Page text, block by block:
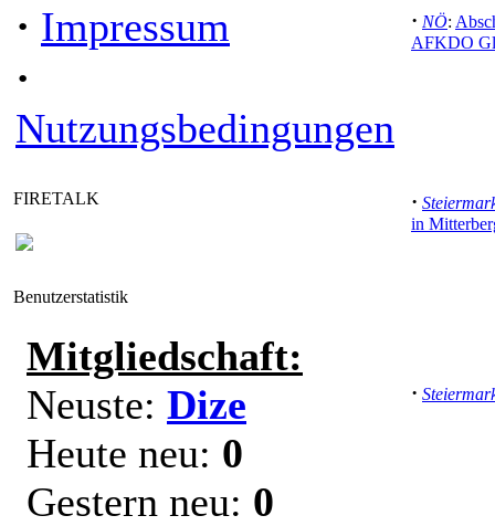
· Impressum
·
Nutzungsbedingungen
FIRETALK
Benutzerstatistik
Mitgliedschaft:
Neuste: Dize
Heute neu: 0
Gestern neu: 0
· NÖ:
AFKDO
·
in
·